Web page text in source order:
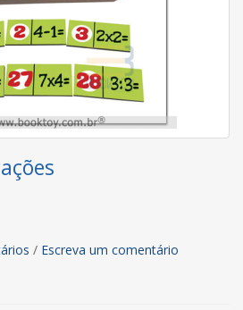
/ Escreva um comentário